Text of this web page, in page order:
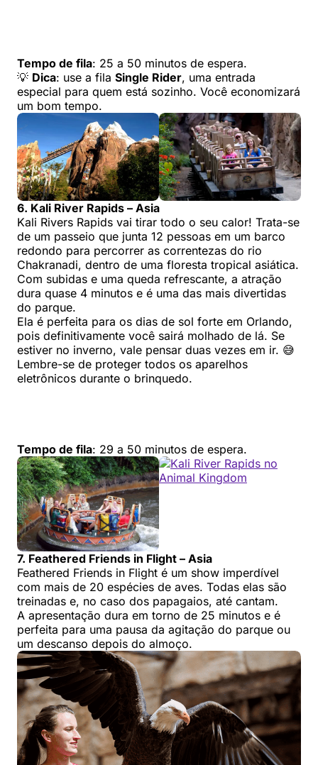
Tempo de fila: 25 a 50 minutos de espera.
💡 Dica: use a fila Single Rider, uma entrada
especial para quem está sozinho. Você economizará
um bom tempo.
6. Kali River Rapids – Asia
Kali Rivers Rapids vai tirar todo o seu calor! Trata-se
de um passeio que junta 12 pessoas em um barco
redondo para percorrer as correntezas do rio
Chakranadi, dentro de uma floresta tropical asiática.
Com subidas e uma queda refrescante, a atração
dura quase 4 minutos e é uma das mais divertidas
do parque.
Ela é perfeita para os dias de sol forte em Orlando,
pois definitivamente você sairá molhado de lá. Se
estiver no inverno, vale pensar duas vezes em ir. 😅
Lembre-se de proteger todos os aparelhos
eletrônicos durante o brinquedo.
Tempo de fila: 29 a 50 minutos de espera.
7. Feathered Friends in Flight – Asia
Feathered Friends in Flight é um show imperdível
com mais de 20 espécies de aves. Todas elas são
treinadas e, no caso dos papagaios, até cantam.
A apresentação dura em torno de 25 minutos e é
perfeita para uma pausa da agitação do parque ou
um descanso depois do almoço.